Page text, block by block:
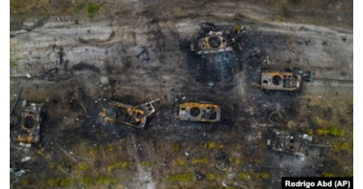
VİDEO
SÜRET
BLOGLAR
FİKİR
Русский
Українською